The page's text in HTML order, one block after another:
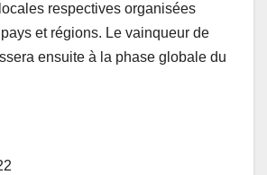
respectives organisées
et régions. Le vainqueur de
ensuite à la phase globale du